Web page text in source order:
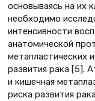
основываясь на их
необходимо
интенсивности
анатомической
метапластических
развития рака [5].
и кишечная
риска развития